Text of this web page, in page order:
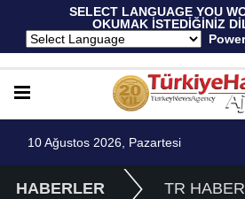
SELECT LANGUAGE YOU
OKUMAK İSTEDİĞİNİZ
10 Ağustos 2026, Pazartesi
HABERLER TR HABER